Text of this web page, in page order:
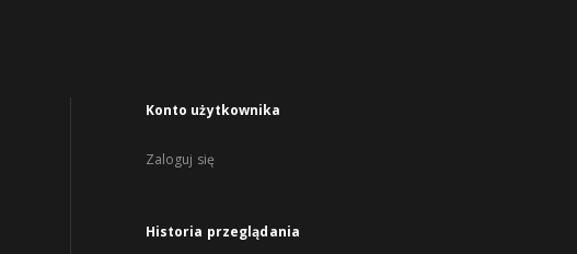
Konto użytkownika
Zaloguj się
Historia przeglądania